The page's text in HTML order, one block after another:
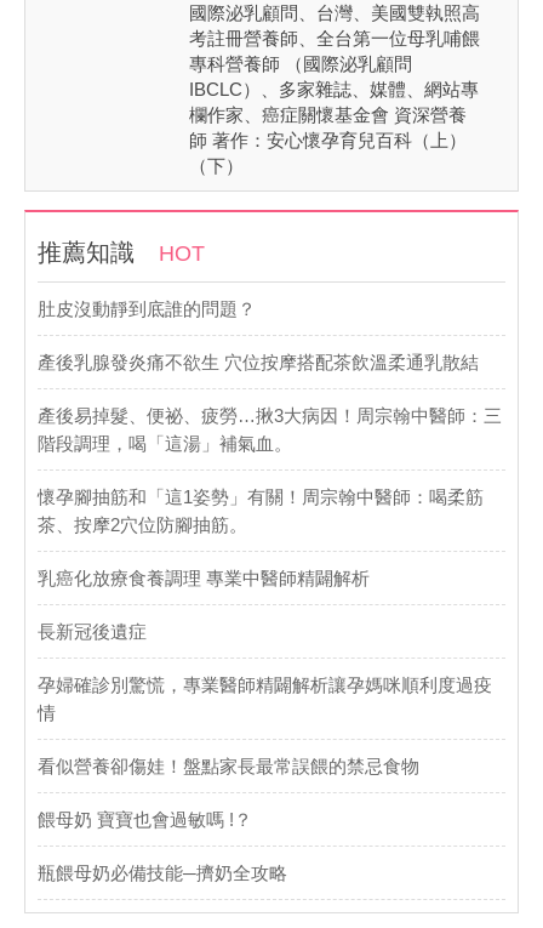
國際泌乳顧問、台灣、美國雙執照高
考註冊營養師、全台第一位母乳哺餵
專科營養師 （國際泌乳顧問
IBCLC）、多家雜誌、媒體、網站專
欄作家、癌症關懷基金會 資深營養
師 著作：安心懷孕育兒百科（上）
（下）
推薦知識 HOT
肚皮沒動靜到底誰的問題？
產後乳腺發炎痛不欲生 穴位按摩搭配茶飲溫柔通乳散結
產後易掉髮、便祕、疲勞…揪3大病因！周宗翰中醫師：三
階段調理，喝「這湯」補氣血。
懷孕腳抽筋和「這1姿勢」有關！周宗翰中醫師：喝柔筋
茶、按摩2穴位防腳抽筋。
乳癌化放療食養調理 專業中醫師精闢解析
長新冠後遺症
孕婦確診別驚慌，專業醫師精闢解析讓孕媽咪順利度過疫
情
看似營養卻傷娃！盤點家長最常誤餵的禁忌食物
餵母奶 寶寶也會過敏嗎 !？
瓶餵母奶必備技能─擠奶全攻略